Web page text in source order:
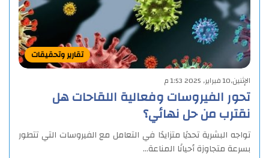
تقارير وتحقيقات
الإثنين,10 فبراير, 2025 1:53 م
تحور الفيروسات وفعالية اللقاحات هل
نقترب من حل نهائي؟
تواجه البشرية تحديًا متزايدًا في التعامل مع الفيروسات التي تتطور
بسرعة متجاوزة أحيانًا المناعة…